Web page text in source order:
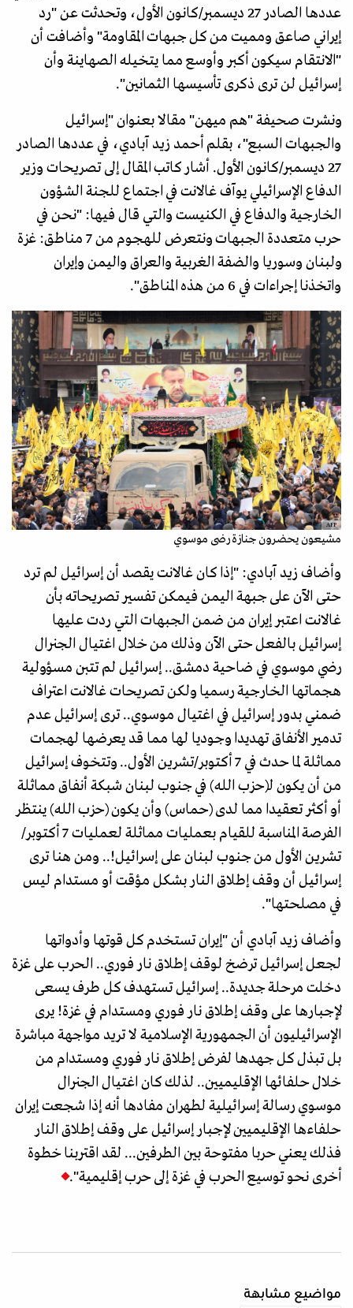
عددها الصادر 27 ديسمبر/كانون الأول، وتحدثت عن "رد
إيراني صاعق ومميت من كل جبهات المقاومة" وأضافت أن
"الانتقام سيكون أكبر وأوسع مما يتخيله الصهاينة وأن
إسرائيل لن ترى ذكرى تأسيسها الثمانين".
ونشرت صحيفة "هم ميهن" مقالا بعنوان "إسرائيل
والجبهات السبع"، بقلم أحمد زيد آبادي، في عددها الصادر
27 ديسمبر/كانون الأول. أشار كاتب المقال إلى تصريحات وزير
الدفاع الإسرائيلي يوآف غالانت في اجتماع للجنة الشؤون
الخارجية والدفاع في الكنيست والتي قال فيها: "نحن في
حرب متعددة الجبهات ونتعرض للهجوم من 7 مناطق: غزة
ولبنان وسوريا والضفة الغربية والعراق واليمن وإيران
واتخذنا إجراءات في 6 من هذه المناطق".
AFP
مشيعون يحضرون جنازة رضى موسوي
وأضاف زيد آبادي: "إذا كان غالانت يقصد أن إسرائيل لم ترد
حتى الآن على جبهة اليمن فيمكن تفسير تصريحاته بأن
غالانت اعتبر إيران من ضمن الجبهات التي ردت عليها
إسرائيل بالفعل حتى الآن وذلك من خلال اغتيال الجنرال
رضي موسوي في ضاحية دمشق.. إسرائيل لم تتبن مسؤولية
هجماتها الخارجية رسميا ولكن تصريحات غالانت اعتراف
ضمني بدور إسرائيل في اغتيال موسوي.. ترى إسرائيل عدم
تدمير الأنفاق تهديدا وجوديا لها مما قد يعرضها لهجمات
مماثلة لما حدث في 7 أكتوبر/تشرين الأول.. وتتخوف إسرائيل
من أن يكون لـ(حزب الله) في جنوب لبنان شبكة أنفاق مماثلة
أو أكثر تعقيدا مما لدى (حماس) وأن يكون (حزب الله) ينتظر
الفرصة المناسبة للقيام بعمليات مماثلة لعمليات 7 أكتوبر/
تشرين الأول من جنوب لبنان على إسرائيل!.. ومن هنا ترى
إسرائيل أن وقف إطلاق النار بشكل مؤقت أو مستدام ليس
في مصلحتها".
وأضاف زيد آبادي أن "إيران تستخدم كل قوتها وأدواتها
لجعل إسرائيل ترضخ لوقف إطلاق نار فوري.. الحرب على غزة
دخلت مرحلة جديدة.. إسرائيل تستهدف كل طرف يسعى
لإجبارها على وقف إطلاق نار فوري ومستدام في غزة! يرى
الإسرائيليون أن الجمهورية الإسلامية لا تريد مواجهة مباشرة
بل تبذل كل جهدها لفرض إطلاق نار فوري ومستدام من
خلال حلفائها الإقليميين.. لذلك كان اغتيال الجنرال
موسوي رسالة إسرائيلية لطهران مفادها أنه إذا شجعت إيران
حلفاءها الإقليميين لإجبار إسرائيل على وقف إطلاق النار
فذلك يعني حربا مفتوحة بين الطرفين... لقد اقتربنا خطوة
أخرى نحو توسيع الحرب في غزة إلى حرب إقليمية".
مواضيع مشابهة